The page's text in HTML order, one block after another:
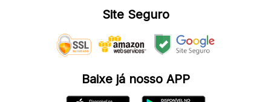
Site Seguro
Baixe já nosso APP